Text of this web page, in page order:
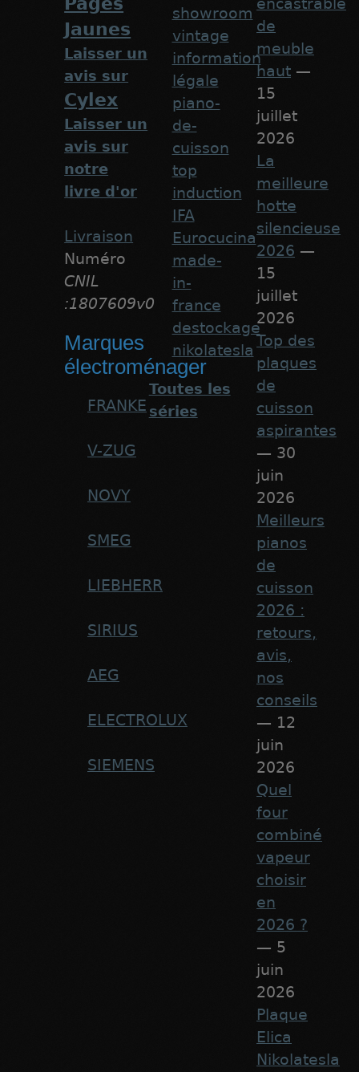
Jaunes
Laisser un
avis sur
Cylex
Laisser un
avis sur
notre
livre d'or
Livraison
Numéro
CNIL
:1807609v0
Marques
électroménager
FRANKE
V-ZUG
NOVY
SMEG
LIEBHERR
SIRIUS
AEG
ELECTROLUX
SIEMENS
showroom
vintage
information
légale
piano-
de-
cuisson
top
induction
IFA
Eurocucina
made-
in-
france
destockage
nikolatesla
Toutes les
séries
encastrable
de
meuble
haut —
15
juillet
2026
La
meilleure
hotte
silencieuse
2026 —
15
juillet
2026
Top des
plaques
de
cuisson
aspirantes
— 30
juin
2026
Meilleurs
pianos
de
cuisson
2026 :
retours,
avis,
nos
conseils
— 12
juin
2026
Quel
four
combiné
vapeur
choisir
en
2026 ?
— 5
juin
2026
Plaque
Elica
Nikolatesla